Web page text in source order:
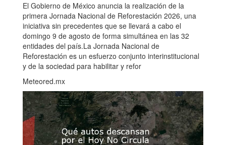
El Gobierno de México anuncia la realización de la
primera Jornada Nacional de Reforestación 2026, una
iniciativa sin precedentes que se llevará a cabo el
domingo 9 de agosto de forma simultánea en las 32
entidades del país.La Jornada Nacional de
Reforestación es un esfuerzo conjunto interinstitucional
y de la sociedad para habilitar y refor
Meteored.mx